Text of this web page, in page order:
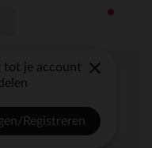
tot je account
Registreren